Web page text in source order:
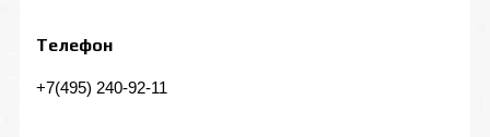
Телефон
+7(495) 240-92-11